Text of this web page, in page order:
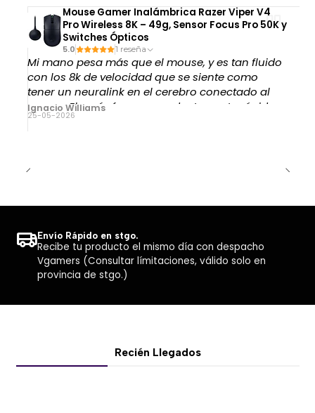
movimientos de los jugadores y las interacciones
con el balón son más naturales, lo que permite
un control preciso. Esto mejora
significativamente la experiencia de fútbol en
consolas, acercando al jugador a un partido
auténtico.
Mouse Gamer Inalámbrica Razer Viper V4
Pro Wireless 8K – 49g, Sensor Focus Pro 50K y
Switches Ópticos
5.0 1 reseña
Mi mano pesa más que el mouse, y es tan fluido
con los 8k de velocidad que se siente como
tener un neuralink en el cerebro conectado al
mouse. El envío fue sorprendentemente rápido
igual. Recomendado.
Ignacio Williams
25-05-2026
Envío Rápido en stgo.
Recibe tu producto el mismo día con despacho
Vgamers (Consultar límitaciones, válido solo en
provincia de stgo.)
Recién Llegados